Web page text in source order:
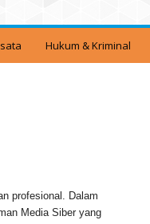
Hukum & Kriminal
profesional. Dalam
Media Siber yang